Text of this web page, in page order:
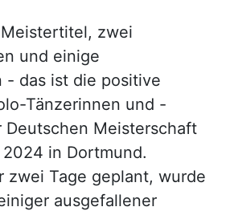
zwei
und einige
- das ist die positive
Tänzerinnen und -
Deutschen Meisterschaft
in Dortmund.
zwei Tage geplant, wurde
ausgefallener